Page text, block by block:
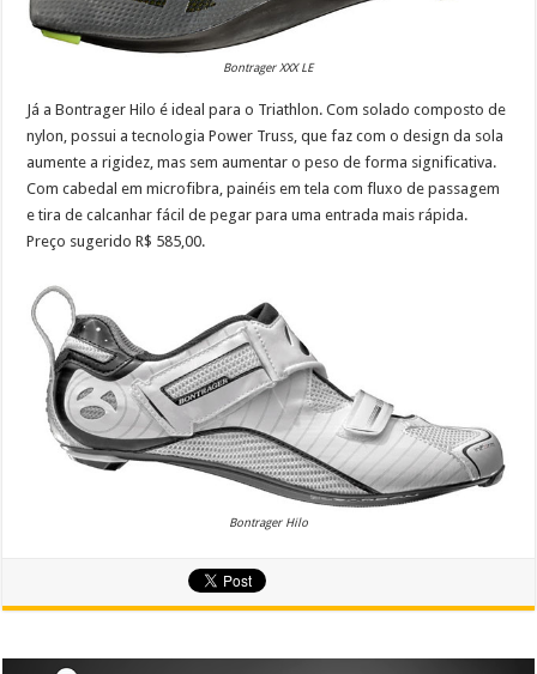
Bontrager XXX LE
Já a Bontrager Hilo é ideal para o Triathlon. Com solado composto de
nylon, possui a tecnologia Power Truss, que faz com o design da sola
aumente a rigidez, mas sem aumentar o peso de forma significativa.
Com cabedal em microfibra, painéis em tela com fluxo de passagem
e tira de calcanhar fácil de pegar para uma entrada mais rápida.
Preço sugerido R$ 585,00.
Bontrager Hilo